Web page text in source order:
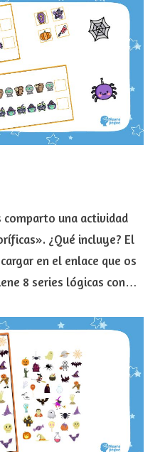
una actividad
¿Qué incluye? El
en el enlace que os
8 series lógicas con…